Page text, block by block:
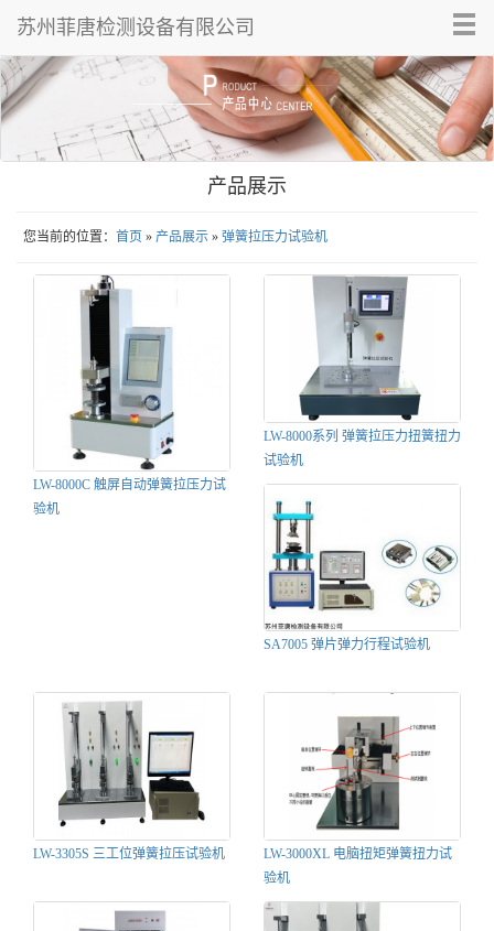
苏州菲唐检测设备有限公司
产品展示
您当前的位置： 首页 » 产品展示 » 弹簧拉压力试验机
LW-8000C 触屏自动弹簧拉压力试
验机
LW-8000系列 弹簧拉压力扭簧扭力
试验机
SA7005 弹片弹力行程试验机
LW-3305S 三工位弹簧拉压试验机
LW-3000XL 电脑扭矩弹簧扭力试
验机